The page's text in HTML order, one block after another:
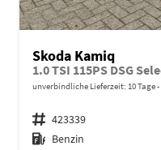
Skoda Kamiq
unverbindliche Lieferzeit: 10 Tage
Fahrzeugnr. 423339
Kraftstoff Benzin